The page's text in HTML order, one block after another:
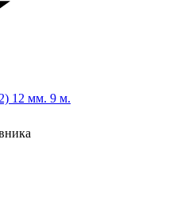
12 мм. 9 м.